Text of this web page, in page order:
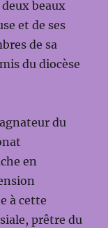
beaux
et de ses
de sa
du diocèse
du
en
à cette
prêtre du